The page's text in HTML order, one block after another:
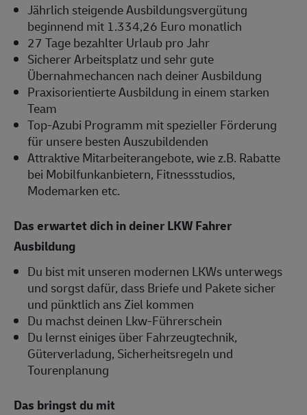
Jährlich steigende Ausbildungsvergütung
beginnend mit 1.334,26 Euro monatlich
27 Tage bezahlter Urlaub pro Jahr
Sicherer Arbeitsplatz und sehr gute
Übernahmechancen nach deiner Ausbildung
Praxisorientierte Ausbildung in einem starken
Team
Top-Azubi Programm mit spezieller Förderung
für unsere besten Auszubildenden
Attraktive Mitarbeiterangebote, wie z.B. Rabatte
bei Mobilfunkanbietern, Fitnessstudios,
Modemarken etc.
Das erwartet dich in deiner LKW Fahrer
Ausbildung
Du bist mit unseren modernen LKWs unterwegs
und sorgst dafür, dass Briefe und Pakete sicher
und pünktlich ans Ziel kommen
Du machst deinen Lkw-Führerschein
Du lernst einiges über Fahrzeugtechnik,
Güterverladung, Sicherheitsregeln und
Tourenplanung
Das bringst du mit